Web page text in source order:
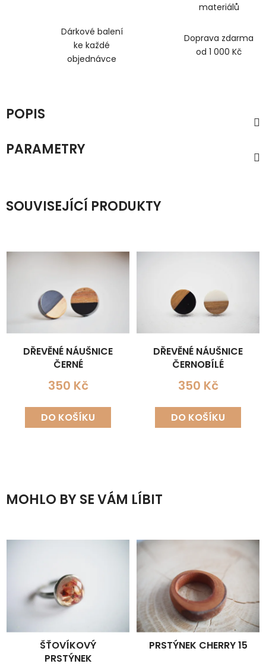
materiálů
Dárkové balení
ke každé
objednávce
Doprava zdarma
od 1 000 Kč
POPIS
PARAMETRY
SOUVISEJÍCÍ PRODUKTY
DŘEVĚNÉ NÁUŠNICE
ČERNÉ
350 Kč
DO KOŠÍKU
DŘEVĚNÉ NÁUŠNICE
ČERNOBÍLÉ
350 Kč
DO KOŠÍKU
MOHLO BY SE VÁM LÍBIT
ŠŤOVÍKOVÝ
PRSTÝNEK
PRSTÝNEK CHERRY 15